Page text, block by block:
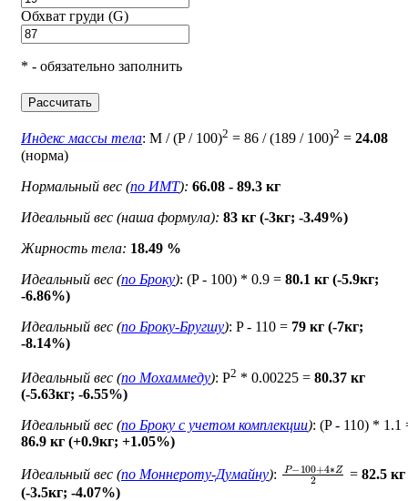
Обхват груди (G)
* - обязательно заполнить
Рассчитать
Индекс массы тела: M / (P / 100)2 = 86 / (189 / 100)2 = 24.08
(норма)
Нормальный вес (по ИМТ): 66.08 - 89.3 кг
Идеальный вес (наша формула): 83 кг (-3кг; -3.49%)
Жирность тела: 18.49 %
Идеальный вес (по Броку): (P - 100) * 0.9 = 80.1 кг (-5.9кг;
-6.86%)
Идеальный вес (по Броку-Бругшу): P - 110 = 79 кг (-7кг;
-8.14%)
Идеальный вес (по Мохаммеду): P2 * 0.00225 = 80.37 кг
(-5.63кг; -6.55%)
Идеальный вес (по Броку c учетом комплекции): (P - 110) * 1.1
86.9 кг (+0.9кг; +1.05%)
Идеальный вес (по Моннероту-Думайну): P− 100 +4∗ 2
=82.5 кг
(-3.5кг; -4.07%)